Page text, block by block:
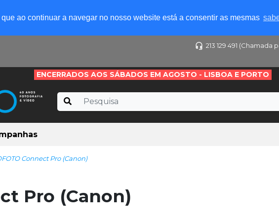
ao continuar a navegar no nosso website está a consentir as mesmas
213 129 491
ENCERRADOS AOS SÁBADOS EM AGOSTO - LISBOA E PORTO
Connect Pro (Canon)
Pro (Canon)